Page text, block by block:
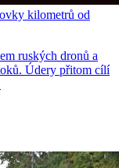
kilometrů od
ruských dronů a
Údery přitom cílí